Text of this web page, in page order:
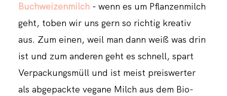
Buchweizenmilch- wenn es um Pflanzenmilch
geht, toben wir uns gern so richtig kreativ
aus. Zum einen, weil man dann weiß was drin
ist und zum anderen geht es schnell, spart
Verpackungsmüll und ist meist preiswerter
als abgepackte vegane Milch aus dem Bio-